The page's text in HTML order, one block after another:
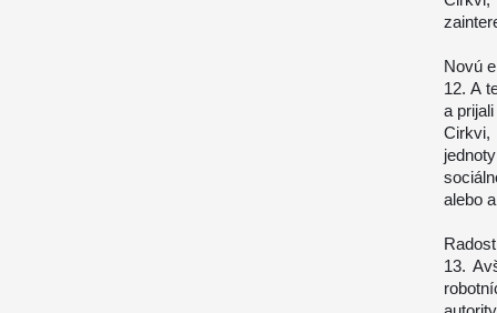
Novú
12. A
a
alebo
13.